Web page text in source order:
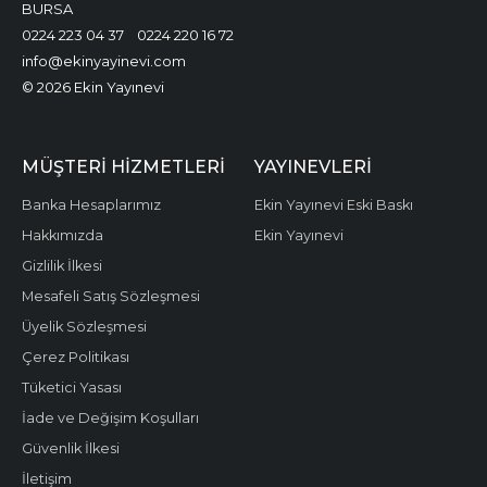
BURSA
0224 223 04 37
0224 220 16 72
info@ekinyayinevi.com
© 2026 Ekin Yayınevi
MÜŞTERI HIZMETLERI
Banka Hesaplarımız
Hakkımızda
Gizlilik İlkesi
Mesafeli Satış Sözleşmesi
Üyelik Sözleşmesi
Çerez Politikası
Tüketici Yasası
İade ve Değişim Koşulları
Güvenlik İlkesi
İletişim
YAYINEVLERI
Ekin Yayınevi Eski Baskı
Ekin Yayınevi